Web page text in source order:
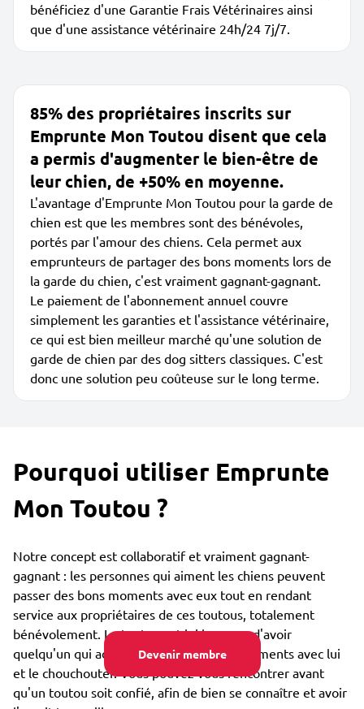
Devenir membre
bénéficiez d'une Garantie Frais Vétérinaires ainsi
que d'une assistance vétérinaire 24h/24 7j/7.
85% des propriétaires inscrits sur
Emprunte Mon Toutou disent que cela
a permis d'augmenter le bien-être de
leur chien, de +50% en moyenne.
L'avantage d'Emprunte Mon Toutou pour la garde de
chien est que les membres sont des bénévoles,
portés par l'amour des chiens. Cela permet aux
emprunteurs de partager des bons moments lors de
la garde du chien, c'est vraiment gagnant-gagnant.
Le paiement de l'abonnement annuel couvre
simplement les garanties et l'assistance vétérinaire,
ce qui est bien meilleur marché qu'une solution de
garde de chien par des dog sitters classiques. C'est
donc une solution peu coûteuse sur le long terme.
Pourquoi utiliser Emprunte
Mon Toutou ?
Notre concept est collaboratif et vraiment gagnant-
gagnant : les personnes qui aiment les chiens peuvent
passer des bons moments avec eux tout en rendant
service aux propriétaires de ces toutous, totalement
bénévolement. Le toutou est lui heureux d'avoir
quelqu'un qui adore partager des bons moments avec lui
et le chouchouter. Vous pouvez vous rencontrer avant
qu'un toutou soit confié, afin de bien se connaître et avoir